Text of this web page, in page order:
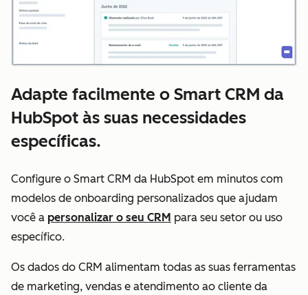
Adapte facilmente o Smart CRM da
HubSpot às suas necessidades
específicas.
Configure o Smart CRM da HubSpot em minutos com
modelos de onboarding personalizados que ajudam
você a personalizar o seu CRM para seu setor ou uso
específico.
Os dados do CRM alimentam todas as suas ferramentas
de marketing, vendas e atendimento ao cliente da